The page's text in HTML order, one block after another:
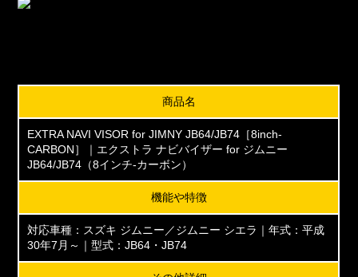
商品名
EXTRA NAVI VISOR for JIMNY JB64/JB74［8inch-
CARBON］｜エクストラ ナビバイザー for ジムニー
JB64/JB74（8インチ-カーボン）
機能や特徴
対応車種：スズキ ジムニー／ジムニー シエラ｜年式：平成
30年7月～｜型式：JB64・JB74